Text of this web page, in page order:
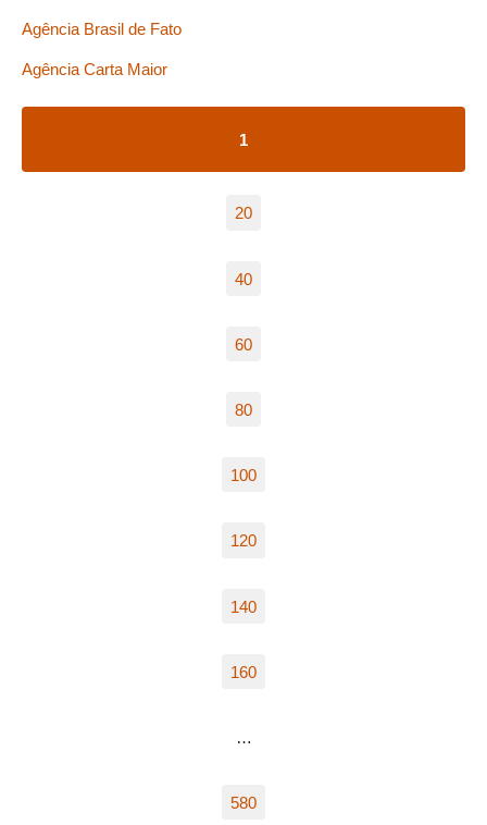
Agência Brasil de Fato
Agência Carta Maior
1
20
40
60
80
100
120
140
160
…
580